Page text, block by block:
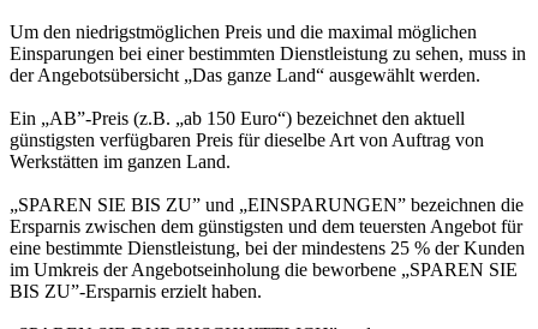
Um den niedrigstmöglichen Preis und die maximal möglichen
Einsparungen bei einer bestimmten Dienstleistung zu sehen, muss in
der Angebotsübersicht „Das ganze Land“ ausgewählt werden.
Ein „AB”-Preis (z.B. „ab 150 Euro“) bezeichnet den aktuell
günstigsten verfügbaren Preis für dieselbe Art von Auftrag von
Werkstätten im ganzen Land.
„SPAREN SIE BIS ZU” und „EINSPARUNGEN” bezeichnen die
Ersparnis zwischen dem günstigsten und dem teuersten Angebot für
eine bestimmte Dienstleistung, bei der mindestens 25 % der Kunden
im Umkreis der Angebotseinholung die beworbene „SPAREN SIE
BIS ZU”-Ersparnis erzielt haben.